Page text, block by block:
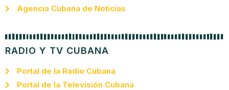
Agencia Cubana de Noticias
RADIO Y TV CUBANA
Portal de la Radio Cubana
Portal de la Televisión Cubana